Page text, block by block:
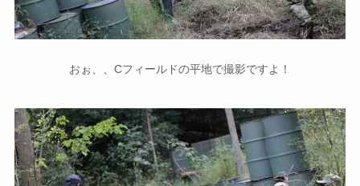
おぉ、、Cフィールドの平地で撮影ですよ！